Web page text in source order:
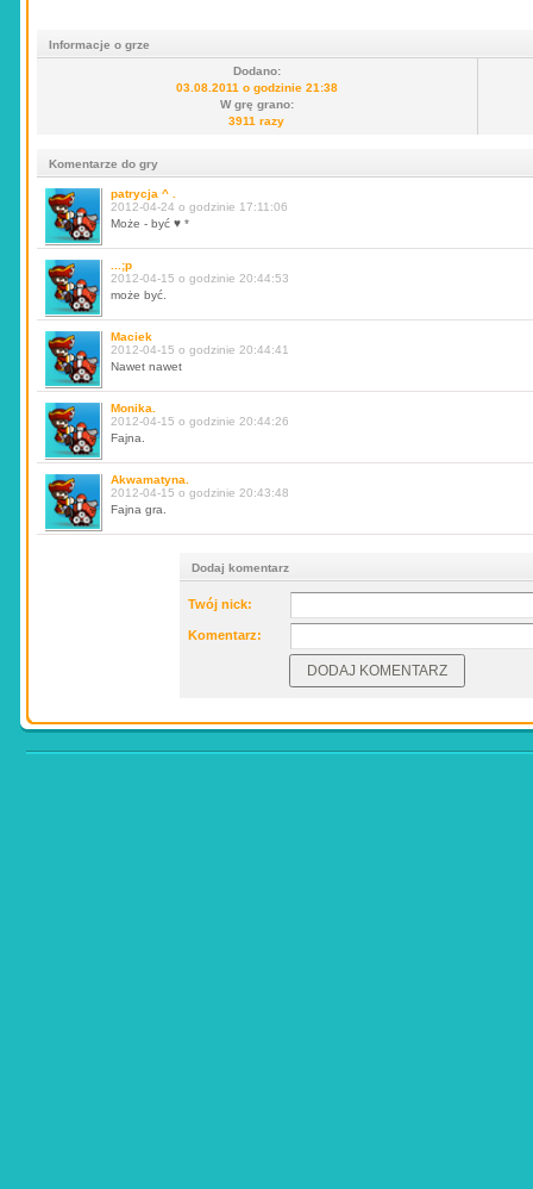
Informacje o grze
Dodano:
03.08.2011 o godzinie 21:38
W grę grano:
3911 razy
Komentarze do gry
patrycja ^ .
2012-04-24 o godzinie 17:11:06
Może - być ♥ *
...;p
2012-04-15 o godzinie 20:44:53
może być.
Maciek
2012-04-15 o godzinie 20:44:41
Nawet nawet
Monika.
2012-04-15 o godzinie 20:44:26
Fajna.
Akwamatyna.
2012-04-15 o godzinie 20:43:48
Fajna gra.
Dodaj komentarz
Twój nick:
Komentarz: